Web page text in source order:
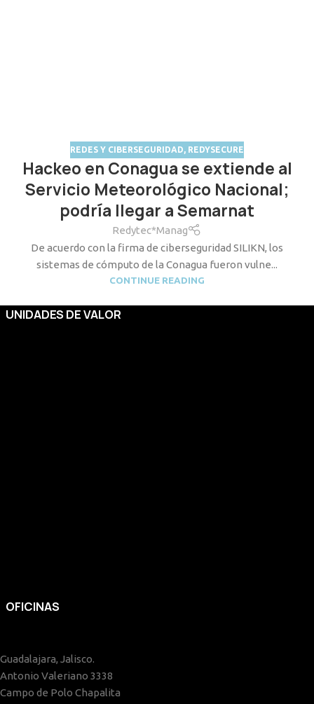
REDES Y CIBERSEGURIDAD, REDYSECURE
Hackeo en Conagua se extiende al
Servicio Meteorológico Nacional;
podría llegar a Semarnat
Redytec*Manag
De acuerdo con la firma de ciberseguridad SILIKN, los
sistemas de cómputo de la Conagua fueron vulne...
CONTINUE READING
UNIDADES DE VALOR
OFICINAS
Guadalajara, Jalisco.
Antonio Valeriano 3338
Campo de Polo Chapalita